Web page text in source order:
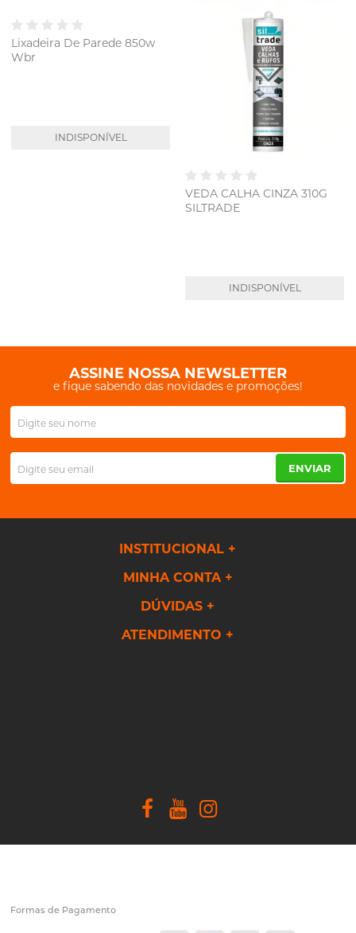
Lixadeira De Parede 850w
Wbr
INDISPONÍVEL
VEDA CALHA CINZA 310G
SILTRADE
INDISPONÍVEL
ASSINE NOSSA NEWSLETTER
e fique sabendo das novidades e promoções!
ENVIAR
INSTITUCIONAL
MINHA CONTA
DÚVIDAS
ATENDIMENTO
Formas de Pagamento